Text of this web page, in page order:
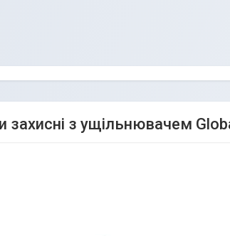
захисні з ущільнювачем